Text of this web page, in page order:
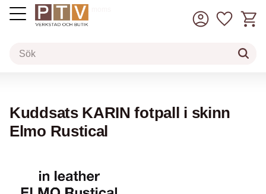
inkl. moms
Kuddsats KARIN fotpall i skinn
Elmo Rustical